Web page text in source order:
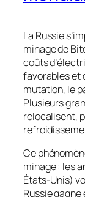
La Russie
minage de
coûts
favorables et
mutation, le
Plusieurs
relocalisent,
Ce
minage : les
États-Unis)
Russie